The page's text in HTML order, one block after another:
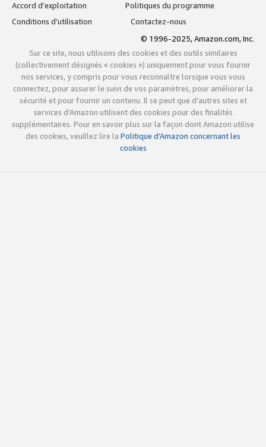
Accord d’exploitation
Politiques du programme
Conditions d’utilisation
Contactez-nous
© 1996-2025, Amazon.com, Inc.
Sur ce site, nous utilisons des cookies et des outils similaires
(collectivement désignés « cookies ») uniquement pour vous fournir
nos services, y compris pour vous reconnaître lorsque vous vous
connectez, pour assurer le suivi de vos paramètres, pour améliorer la
sécurité et pour fournir un contenu. Il se peut que d’autres sites et
services d’Amazon utilisent des cookies pour des finalités
supplémentaires. Pour en savoir plus sur la façon dont Amazon utilise
des cookies, veuillez lire la Politique d’Amazon concernant les
cookies